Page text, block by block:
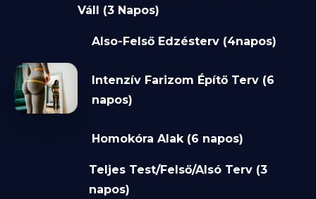
Váll (3 Napos)
Also-Felső Edzésterv (4napos)
Intenzív Farizom Építő Terv (6
napos)
Homokóra Alak (6 napos)
Teljes Test/Felső/Alsó Terv (3
napos)